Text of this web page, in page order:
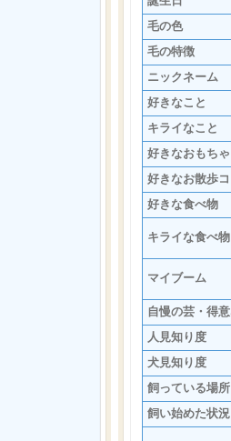
毛の色
毛の特徴
ニックネーム
好きなこと
キライなこと
好きなおもちゃ
好きなお散歩
好きな食べ物
キライな食べ物
マイブーム
自慢の芸・得
人見知り度
犬見知り度
飼っている場所
飼い始めた状況